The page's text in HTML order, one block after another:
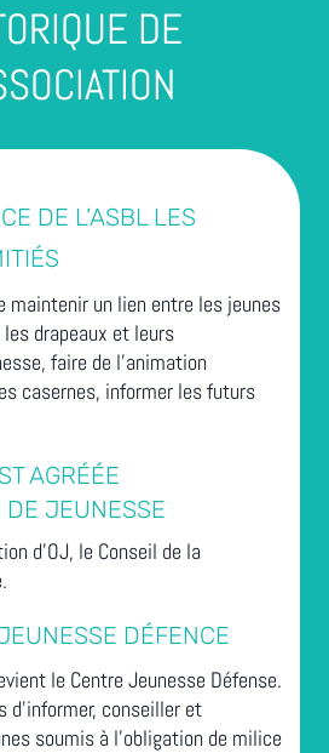
DE
DE L’ASBL LES
maintenir un lien entre les jeunes
drapeaux et leurs
faire de l’animation
casernes, informer les futurs
AGRÉÉE
DE JEUNESSE
d’OJ, le Conseil de la
DÉFENCE
le Centre Jeunesse Défense.
d’informer, conseiller et
soumis à l’obligation de milice